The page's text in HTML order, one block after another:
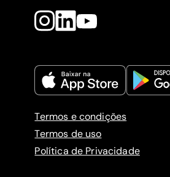
Termos e condições
Termos de uso
Política de Privacidade